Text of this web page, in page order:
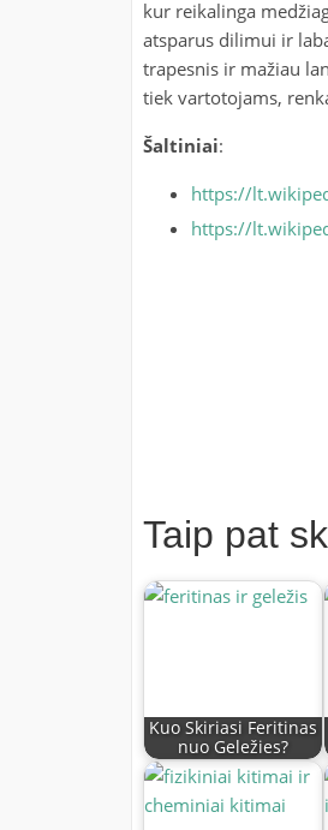
kur reikalinga
atsparus dilimui ir
trapesnis ir mažiau
tiek vartotojams,
Šaltiniai:
https://
https://
Taip pat
Kuo Skiriasi Feritinas
nuo Geležies?